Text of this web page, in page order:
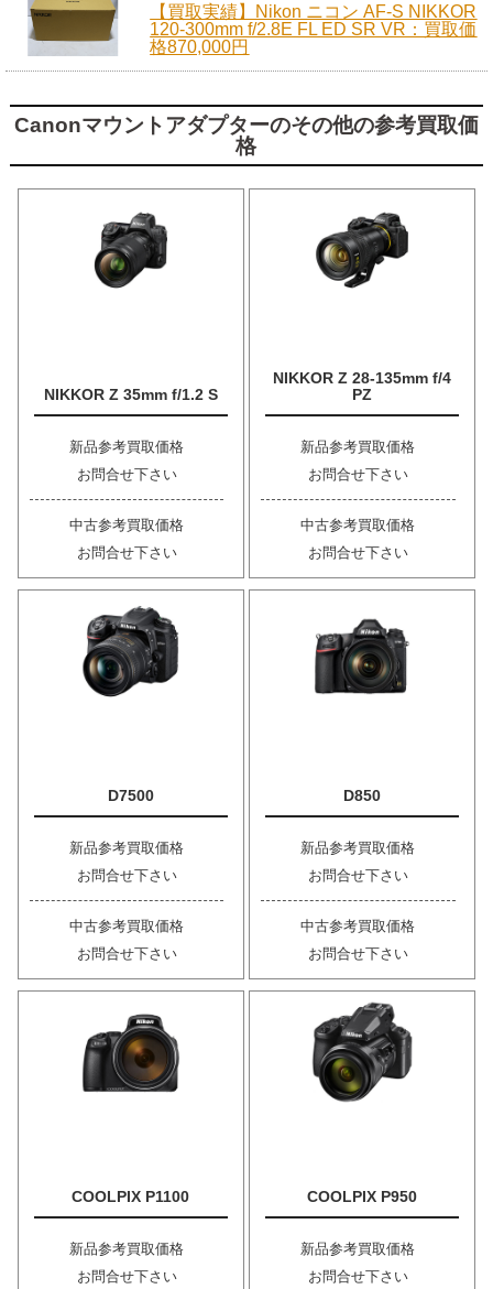
【買取実績】Nikon ニコン AF-S NIKKOR
120-300mm f/2.8E FL ED SR VR：買取価
格870,000円
Canonマウントアダプターのその他の参考買取価
格
NIKKOR Z 35mm f/1.2 S
新品参考買取価格
お問合せ下さい
中古参考買取価格
お問合せ下さい
NIKKOR Z 28-135mm f/4
PZ
新品参考買取価格
お問合せ下さい
中古参考買取価格
お問合せ下さい
D7500
新品参考買取価格
お問合せ下さい
中古参考買取価格
お問合せ下さい
D850
新品参考買取価格
お問合せ下さい
中古参考買取価格
お問合せ下さい
COOLPIX P1100
新品参考買取価格
お問合せ下さい
COOLPIX P950
新品参考買取価格
お問合せ下さい